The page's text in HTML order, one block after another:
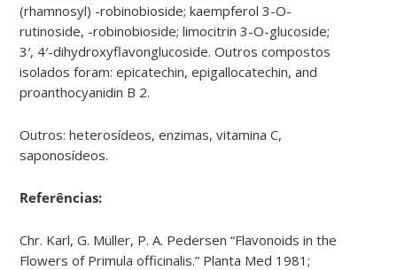
(rhamnosyl) -robinobioside; kaempferol 3-O-
rutinoside, -robinobioside; limocitrin 3-O-glucoside;
3′, 4′-dihydroxyflavonglucoside. Outros compostos
isolados foram: epicatechin, epigallocatechin, and
proanthocyanidin B 2.
Outros: heterosídeos, enzimas, vitamina C,
saponosídeos.
Referências:
Chr. Karl, G. Müller, P. A. Pedersen “Flavonoids in the
Flowers of Primula officinalis.” Planta Med 1981;